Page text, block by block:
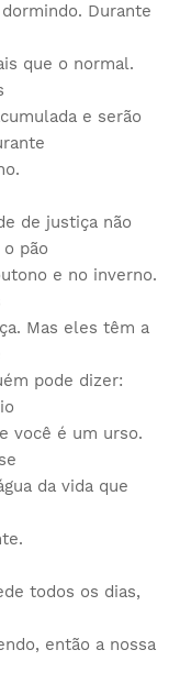
Durante
que o normal.
e serão
de justiça não
pão
e no inverno.
Mas eles têm a
pode dizer:
você é um urso.
da vida que
todos os dias,
então a nossa